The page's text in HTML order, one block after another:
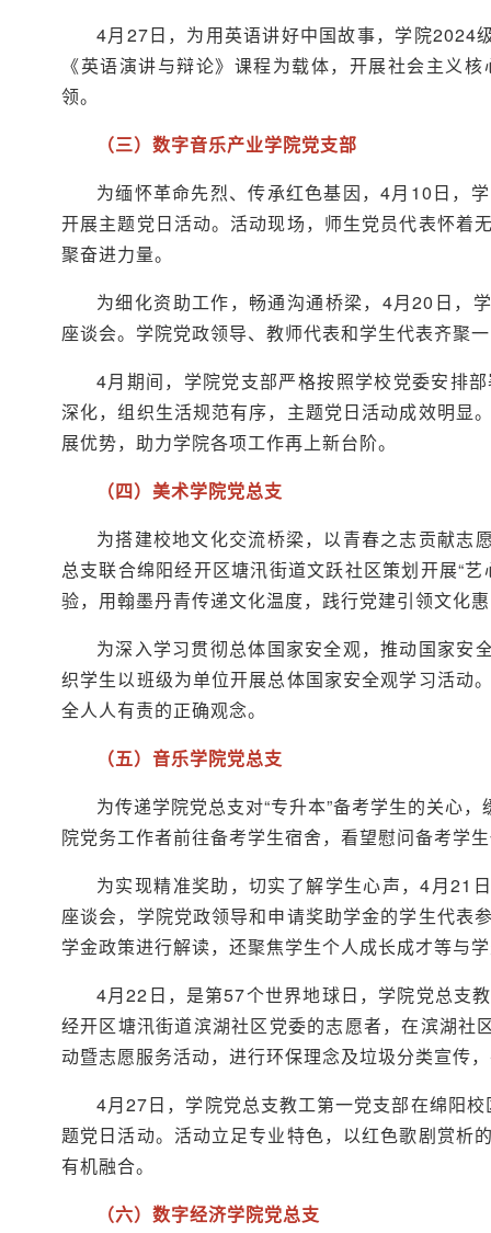
4月27日，为用英语讲好中国故事，学院2024
《英语演讲与辩论》课程为载体，开展社会主义
领。
（三）数字音乐产业学院党支部
为缅怀革命先烈、传承红色基因，4月10日，
开展主题党日活动。活动现场，师生党员代表怀着
聚奋进力量。
为细化资助工作，畅通沟通桥梁，4月20日，
座谈会。学院党政领导、教师代表和学生代表齐聚
4月期间，学院党支部严格按照学校党委安排
深化，组织生活规范有序，主题党日活动成效明显
展优势，助力学院各项工作再上新台阶。
（四）美术学院党总支
为搭建校地文化交流桥梁，以青春之志贡献志
总支联合绵阳经开区塘汛街道文跃社区策划开展“
验，用翰墨丹青传递文化温度，践行党建引领文化
为深入学习贯彻总体国家安全观，推动国家安
织学生以班级为单位开展总体国家安全观学习活动
全人人有责的正确观念。
（五）音乐学院党总支
为传递学院党总支对“专升本”备考学生的关心
院党务工作者前往备考学生宿舍，看望慰问备考学
为实现精准奖助，切实了解学生心声，4月21
座谈会，学院党政领导和申请奖助学金的学生代表
学金政策进行解读，还聚焦学生个人成长成才等与
4月22日，是第57个世界地球日，学院党总支
经开区塘汛街道滨湖社区党委的志愿者，在滨湖社
动暨志愿服务活动，进行环保理念及垃圾分类宣传
4月27日，学院党总支教工第一党支部在绵阳
题党日活动。活动立足专业特色，以红色歌剧赏析
有机融合。
（六）数字经济学院党总支